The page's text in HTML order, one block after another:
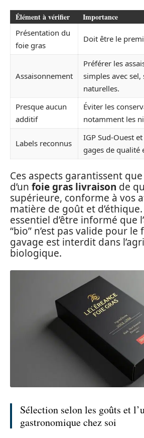
Élément à vérifier Importance
Présentation du
foie gras
Doit être le
Assaisonnement
Préférer les
simples avec sel,
naturelles.
Presque aucun
additif
Éviter les
notamment les
Labels reconnus
IGP Sud-Ouest
gages de qualité
Ces aspects garantissent
d’un foie gras livraison de
supérieure, conforme à vos
matière de goût et
essentiel d’être informé que
“bio” n’est pas valide pour le
gavage est interdit dans
biologique.
Sélection selon les goûts et
gastronomique chez soi